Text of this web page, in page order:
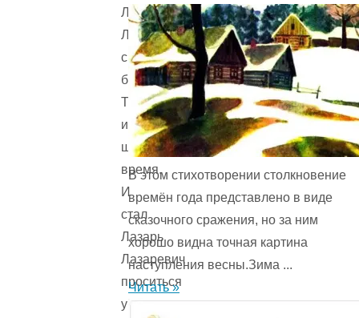
Лазарь
Лазаревич
сильным
богатырем
Так
и
шло
время.
И
стал
Лазарь
Лазаревич
проситься
у
В этом стихотворении столкновение
времён года представ­лено в виде
сказочного сражения, но за ним
хорошо видна точная картина
наступления весны.Зима ...
Читать »